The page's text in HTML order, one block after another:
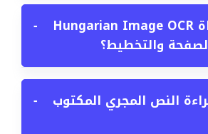
هل تحافظ أداة Hungarian Image OCR
والتخطيط؟
−
النص المجري المكتوب
−